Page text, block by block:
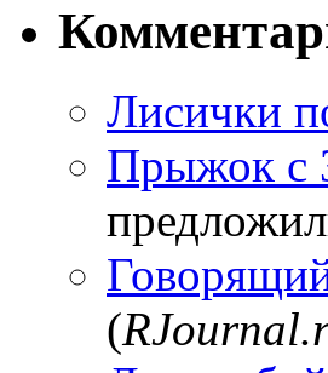
Лисички
Прыжок с
(